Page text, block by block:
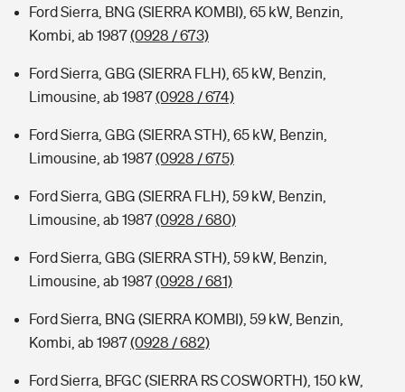
Ford Sierra, BNG (SIERRA KOMBI), 65 kW, Benzin,
Kombi, ab 1987(0928 / 673)
Ford Sierra, GBG (SIERRA FLH), 65 kW, Benzin,
Limousine, ab 1987(0928 / 674)
Ford Sierra, GBG (SIERRA STH), 65 kW, Benzin,
Limousine, ab 1987(0928 / 675)
Ford Sierra, GBG (SIERRA FLH), 59 kW, Benzin,
Limousine, ab 1987(0928 / 680)
Ford Sierra, GBG (SIERRA STH), 59 kW, Benzin,
Limousine, ab 1987(0928 / 681)
Ford Sierra, BNG (SIERRA KOMBI), 59 kW, Benzin,
Kombi, ab 1987(0928 / 682)
Ford Sierra, BFGC (SIERRA RS COSWORTH), 150 kW,